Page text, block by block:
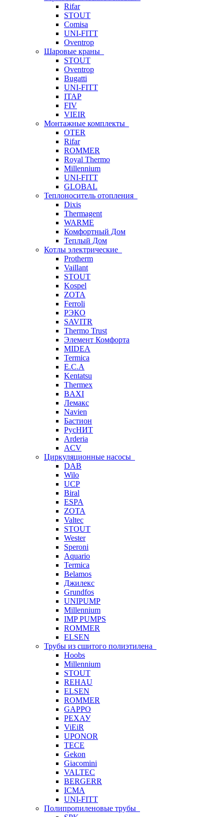
Rifar
STOUT
Comisa
UNI-FITT
Oventrop
Шаровые краны
STOUT
Oventrop
Bugatti
UNI-FITT
ITAP
FIV
VIEIR
Монтажные комплекты
OTER
Rifar
ROMMER
Royal Thermo
Millennium
UNI-FITT
GLOBAL
Теплоноситель отопления
Dixis
Thermagent
WARME
Комфортный Дом
Теплый Дом
Котлы электрические
Protherm
Vaillant
STOUT
Kospel
ZOTA
Ferroli
РЭКО
SAVITR
Thermo Trust
Элемент Комфорта
MIDEA
Termica
E.C.A
Kentatsu
Thermex
BAXI
Лемакс
Navien
Бастион
РусНИТ
Arderia
ACV
Циркуляционные насосы
DAB
Wilo
UCP
Biral
ESPA
ZOTA
Valtec
STOUT
Wester
Speroni
Aquario
Termica
Belamos
Джилекс
Grundfos
UNIPUMP
Millennium
IMP PUMPS
ROMMER
ELSEN
Трубы из сшитого полиэтилена
Hoobs
Millennium
STOUT
REHAU
ELSEN
ROMMER
GAPPO
РЕХАУ
ViEiR
UPONOR
TECE
Gekon
Giacomini
VALTEC
BERGERR
ICMA
UNI-FITT
Полипропиленовые трубы